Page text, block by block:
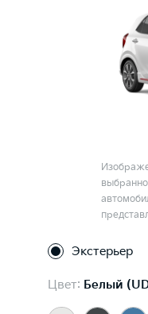
Экстерьер
Цвет: Белый